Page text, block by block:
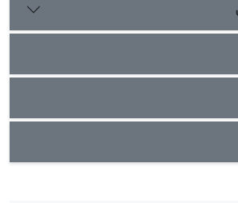
نمایند.